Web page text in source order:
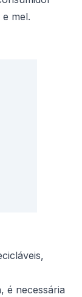
mel.
é necessária